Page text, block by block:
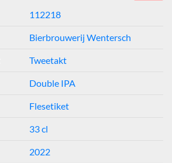
112218
Bierbrouwerij Wentersch
Tweetakt
Double IPA
Flesetiket
33 cl
2022